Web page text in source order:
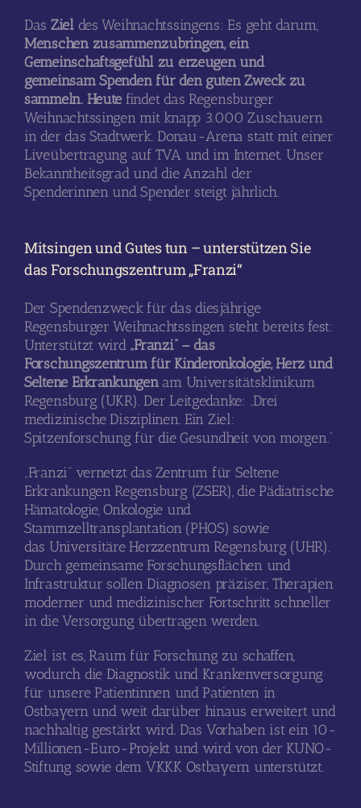
Das Zieldes Weihnachtssingens: Es geht darum,
Menschen zusammenzubringen, ein
Gemeinschaftsgefühl zu erzeugen und
gemeinsam Spenden für den guten Zweck zu
sammeln. Heute findet das Regensburger
Weihnachtssingen mit knapp 3.000 Zuschauern
in der das Stadtwerk. Donau-Arena statt mit einer
Liveübertragung auf TVA und im Internet. Unser
Bekanntheitsgrad und die Anzahl der
Spenderinnen und Spender steigt jährlich.
Mitsingen und Gutes tun – unterstützen Sie
das Forschungszentrum „Franzi“
Der Spendenzweck für das diesjährige
Regensburger Weihnachtssingen steht bereits fest:
Unterstützt wird „Franzi“ – das
Forschungszentrum für Kinderonkologie, Herz und
Seltene Erkrankungenam Universitätsklinikum
Regensburg (UKR). Der Leitgedanke: „Drei
medizinische Disziplinen. Ein Ziel:
Spitzenforschung für die Gesundheit von morgen.“
„Franzi“ vernetzt das Zentrum für Seltene
Erkrankungen Regensburg (ZSER), die Pädiatrische
Hämatologie, Onkologie und
Stammzelltransplantation (PHOS) sowie
das Universitäre Herzzentrum Regensburg (UHR).
Durch gemeinsame Forschungsflächen und
Infrastruktur sollen Diagnosen präziser, Therapien
moderner und medizinischer Fortschritt schneller
in die Versorgung übertragen werden.
Ziel ist es, Raum für Forschung zu schaffen,
wodurch die Diagnostik und Krankenversorgung
für unsere Patientinnen und Patienten in
Ostbayern und weit darüber hinaus erweitert und
nachhaltig gestärkt wird. Das Vorhaben ist ein 10-
Millionen-Euro-Projekt und wird von der KUNO-
Stiftung sowie dem VKKK Ostbayern unterstützt.